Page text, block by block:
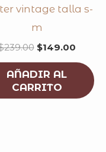
vintage talla s-
m
239.00 $149.00
AÑADIR AL
CARRITO